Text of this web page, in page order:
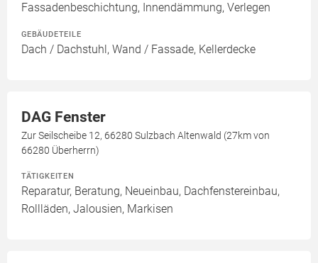
Fassadenbeschichtung, Innendämmung, Verlegen
GEBÄUDETEILE
Dach / Dachstuhl, Wand / Fassade, Kellerdecke
DAG Fenster
Zur Seilscheibe 12, 66280 Sulzbach Altenwald (27km von
66280 Überherrn)
TÄTIGKEITEN
Reparatur, Beratung, Neueinbau, Dachfenstereinbau,
Rollläden, Jalousien, Markisen